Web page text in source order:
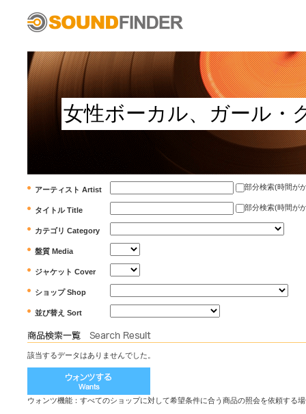
アーティスト Artist 部分検索(時間が
タイトル Title 部分検索(時間が
カテゴリ Category
盤質 Media
ジャケット Cover
ショップ Shop
並び替え Sort
該当するデータはありませんでした。
ウォンツ機能：すべてのショップに対して希望条件に合う商品の照会を依頼する